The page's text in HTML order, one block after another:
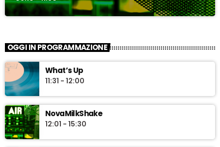
OGGI IN PROGRAMMAZIONE
What’s Up
11:31 - 12:00
NovaMilkShake
12:01 - 15:30